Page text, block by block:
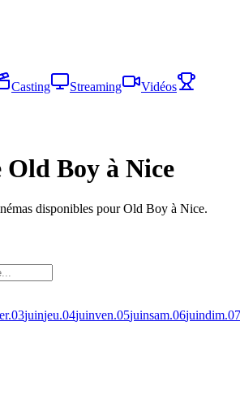
Casting Streaming
Vidéos
Old Boy à Nice
disponibles pour Old Boy à Nice.
03juinjeu.04juinven.05juinsam.06juindim.07